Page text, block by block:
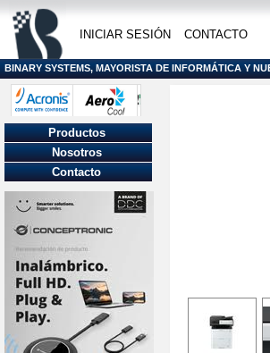
INICIAR SESIÓN CONTACTO
BINARY SYSTEMS, MAYORISTA DE INFORMÁTICA Y
Productos
Nosotros
Contacto